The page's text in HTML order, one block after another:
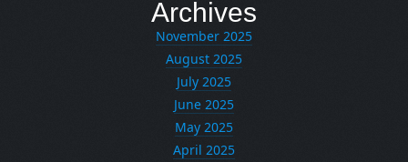
Archives
November 2025
August 2025
July 2025
June 2025
May 2025
April 2025